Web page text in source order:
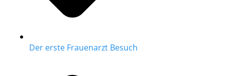
Der erste Frauenarzt Besuch